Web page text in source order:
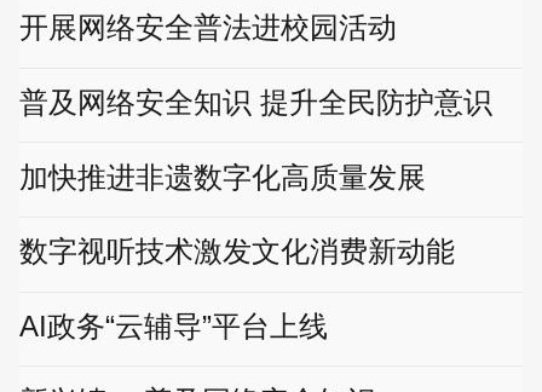
开展网络安全普法进校园活动
普及网络安全知识 提升全民防护意识
加快推进非遗数字化高质量发展
数字视听技术激发文化消费新动能
AI政务“云辅导”平台上线